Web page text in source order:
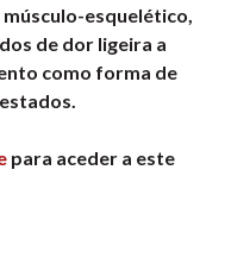
esquelético,
de dor ligeira a
como forma de
para aceder a este